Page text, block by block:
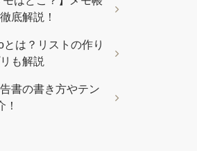
底解説！
とは？リストの作り
も解説
書の書き方やテン
！